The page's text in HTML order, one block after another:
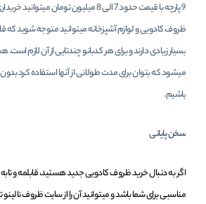
9 پارچه با قیمت حدود 7 الی 8 میلیون تومان
ظروف کادویی و لوازم آشپزخانه میتوانید متوجه شوید که
بسیار زیادی دارند و برای هر کدبانو چندتایی از آن لازم
میشود که بتوان برای مدت طولانی از آنها استفاده کرد
باشیم.
سخن پایانی
اگر به دنبال خرید ظروف کادویی جدید هستید، قابلمه و
مناسبی برای شما باشد و میتوانید آن را از سایت ظروف